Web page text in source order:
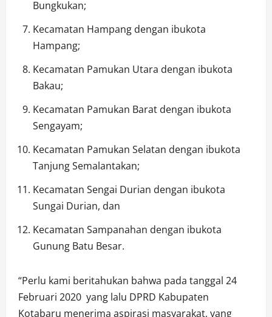
Bungkukan;
Kecamatan Hampang dengan ibukota
Hampang;
Kecamatan Pamukan Utara dengan ibukota
Bakau;
Kecamatan Pamukan Barat dengan ibukota
Sengayam;
Kecamatan Pamukan Selatan dengan ibukota
Tanjung Semalantakan;
Kecamatan Sengai Durian dengan ibukota
Sungai Durian, dan
Kecamatan Sampanahan dengan ibukota
Gunung Batu Besar.
“Perlu kami beritahukan bahwa pada tanggal 24
Februari 2020 yang lalu DPRD Kabupaten
Kotabaru menerima aspirasi masyarakat, yang